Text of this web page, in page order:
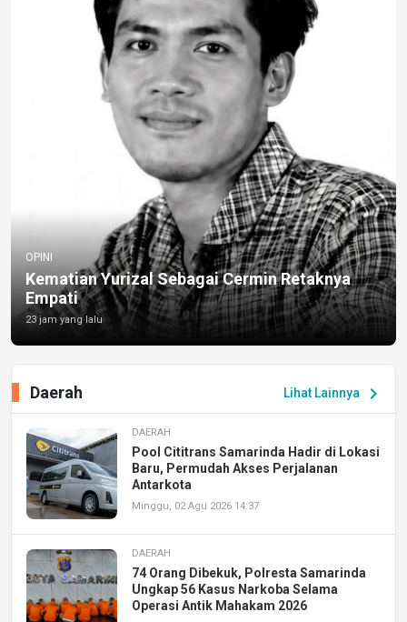
OPINI
Kematian Yurizal Sebagai Cermin Retaknya
Empati
23 jam yang lalu
Lihat Lainnya chevron_right
Daerah
DAERAH
Pool Cititrans Samarinda Hadir di Lokasi
Baru, Permudah Akses Perjalanan
Antarkota
Minggu, 02 Agu 2026 14:37
DAERAH
74 Orang Dibekuk, Polresta Samarinda
Ungkap 56 Kasus Narkoba Selama
Operasi Antik Mahakam 2026